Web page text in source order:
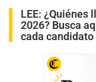
LEE: ¿Quiénes
2026? Busca
cada